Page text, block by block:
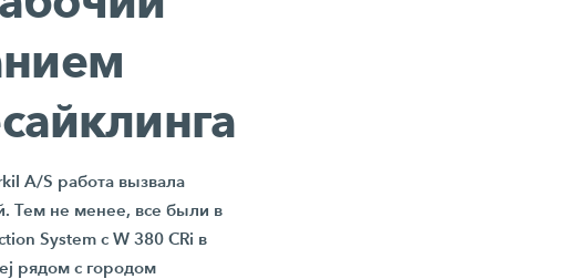
A/S работа вызвала
Тем не менее, все были в
System сW 380 CRi в
рядом с городом